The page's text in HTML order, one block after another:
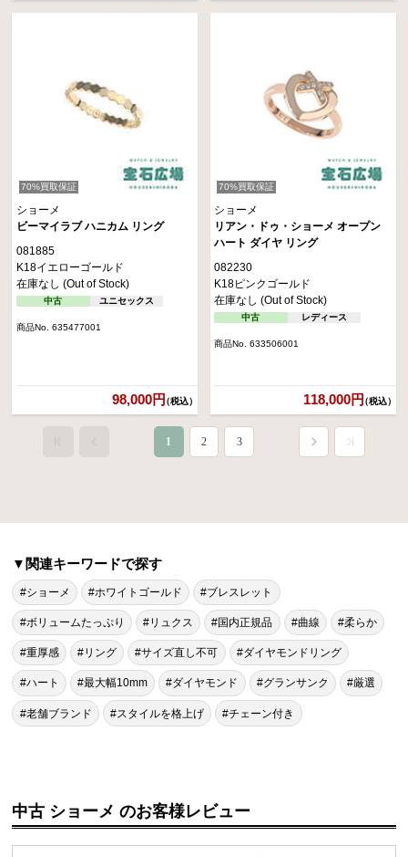
70%買取保証
ショーメ
ビーマイラブ ハニカム リング
081885
K18イエローゴールド
在庫なし (Out of Stock)
中古 ユニセックス
商品No. 635477001
98,000円（税込）
70%買取保証
ショーメ
リアン・ドゥ・ショーメ オープン
ハート ダイヤ リング
082230
K18ピンクゴールド
在庫なし (Out of Stock)
中古 レディース
商品No. 633506001
118,000円（税込）
1 2 3
▼関連キーワードで探す
#ショーメ #ホワイトゴールド #ブレスレット
#ボリュームたっぷり #リュクス #国内正規品 #曲線 #柔らか
#重厚感 #リング #サイズ直し不可 #ダイヤモンドリング
#ハート #最大幅10mm #ダイヤモンド #グランサンク #厳選
#老舗ブランド #スタイルを格上げ #チェーン付き
中古 ショーメ のお客様レビュー